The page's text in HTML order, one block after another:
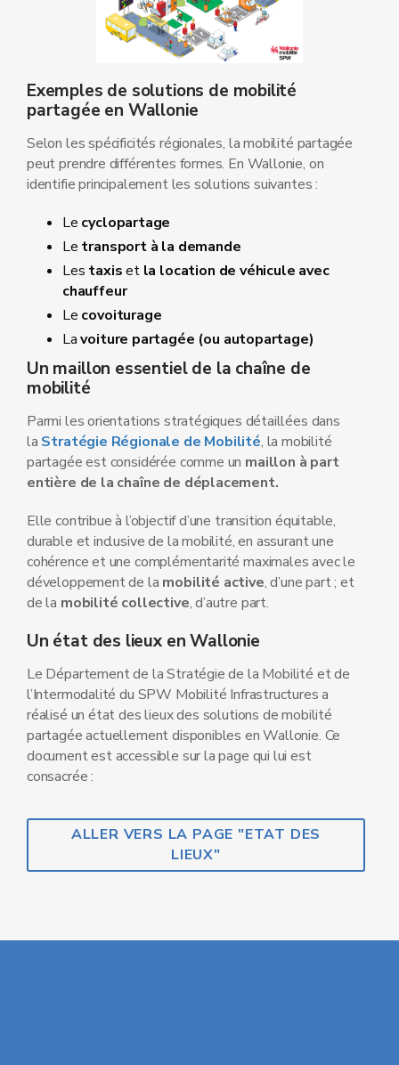
Exemples de solutions de mobilité
partagée en Wallonie
Selon les spécificités régionales, la mobilité partagée
peut prendre différentes formes. En Wallonie, on
identifie principalement les solutions suivantes :
Le cyclopartage
Le transport à la demande
Les taxiset la location de véhicule avec
chauffeur
Le covoiturage
Lavoiture partagée (ou autopartage)
Un maillon essentiel de la chaîne de
mobilité
Parmi les orientations stratégiques détaillées dans
la Stratégie Régionale de Mobilité, la mobilité
partagée est considérée comme un maillon à part
entière de la chaîne de déplacement.
Elle contribue à l’objectif d’une transition équitable,
durable et inclusive de la mobilité, en assurant une
cohérence et une complémentarité maximales avec le
développement de la mobilité active, d’une part ; et
de la mobilité collective, d’autre part.
Un état des lieux en Wallonie
Le Département de la Stratégie de la Mobilité et de
l’Intermodalité du SPW Mobilité Infrastructures a
réalisé un état des lieux des solutions de mobilité
partagée actuellement disponibles en Wallonie. Ce
document est accessible sur la page qui lui est
consacrée :
ALLER VERS LA PAGE "ETAT DES
LIEUX"